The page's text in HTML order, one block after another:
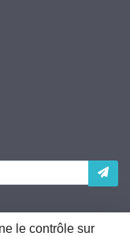
le contrôle sur